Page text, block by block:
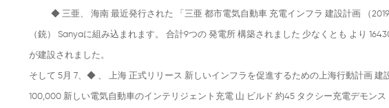
◆三亜、 海南 最近発行された 「三亜 都市電気自動車 充電インフラ 建設計画 （
（銃） Sanyaに組み込まれます。 合計9つの 発電所 構築されました 少なくとも より
が建設されました。
そして 5月 7、◆ 、 上海 正式リリース 新しいインフラを促進するための上海行動計画
100,000 新しい電気自動車のインテリジェント充電 山 ビルド 約45 タクシー充電デモン